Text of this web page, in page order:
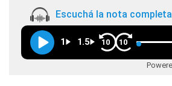
Escuchá la nota completa
1 1.5 10 10